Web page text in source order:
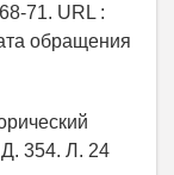
71. URL :
обращения
354. Л. 24